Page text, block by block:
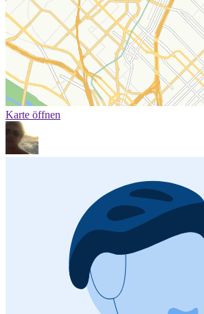
Karte öffnen